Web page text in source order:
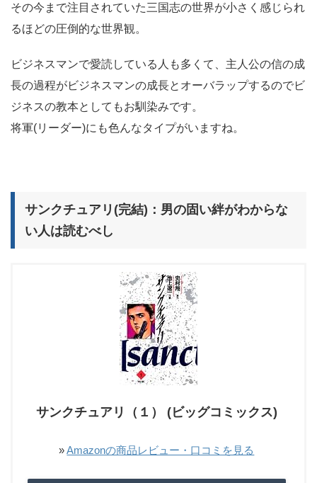
その今まで注目されていた三国志の世界が小さく感じられ
るほどの圧倒的な世界観。
ビジネスマンで愛読している人も多くて、主人公の信の成
長の過程がビジネスマンの成長とオーバラップするのでビ
ジネスの教本としてもお馴染みです。
将軍(リーダー)にも色んなタイプがいますね。
サンクチュアリ(完結)：男の固い絆がわからな
い人は読むべし
サンクチュアリ（１） (ビッグコミックス)
»Amazonの商品レビュー・口コミを見る